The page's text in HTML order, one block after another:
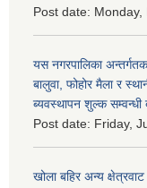
Post date:
यस नगरपालिका
बालुवा, फोहोर मैला र
ब्यवस्थापन शुल्क
Post date: Friday,
खोला बहिर अन्य